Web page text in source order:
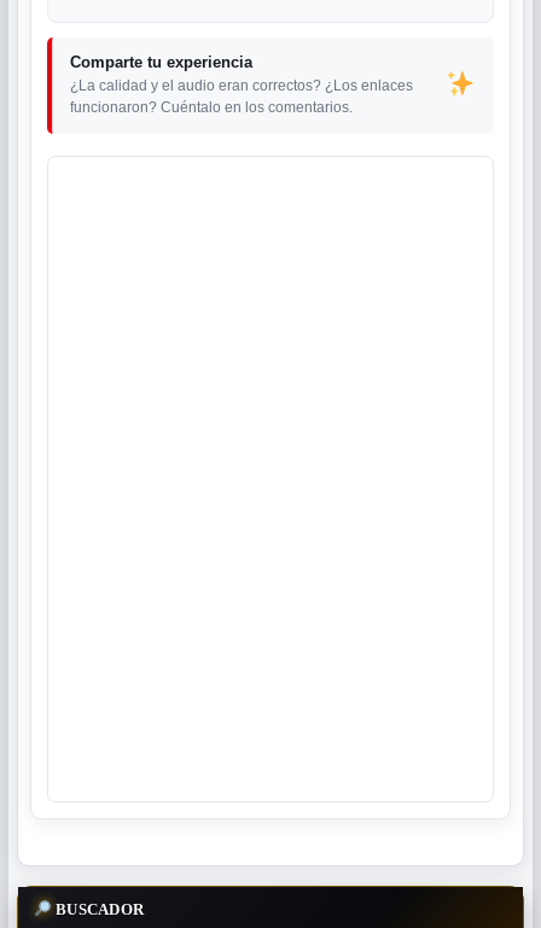
Comparte tu experiencia
¿La calidad y el audio eran correctos? ¿Los enlaces
funcionaron? Cuéntalo en los comentarios.
BUSCADOR